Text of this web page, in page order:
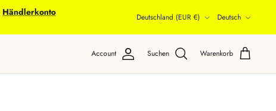
Händlerkonto
Währung
Deutschland (EUR €)
Sprache
Deutsch
Account Suchen Warenkorb